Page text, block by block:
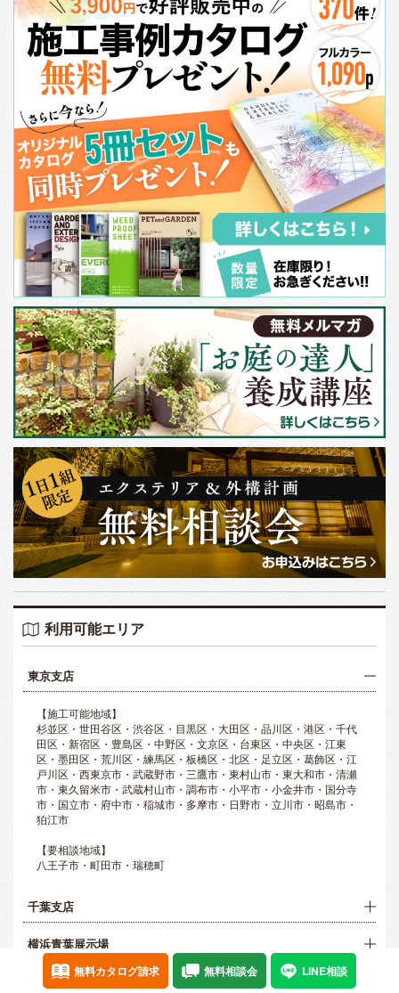
利用可能エリア
東京支店
【施工可能地域】
杉並区・世田谷区・渋谷区・目黒区・大田区・品川区・港区・千代
田区・新宿区・豊島区・中野区・文京区・台東区・中央区・江東
区・墨田区・荒川区・練馬区・板橋区・北区・足立区・葛飾区・江
戸川区・西東京市・武蔵野市・三鷹市・東村山市・東大和市・清瀬
市・東久留米市・武蔵村山市・調布市・小平市・小金井市・国分寺
市・国立市・府中市・稲城市・多摩市・日野市・立川市・昭島市・
狛江市
【要相談地域】
八王子市・町田市・瑞穂町
千葉支店
横浜青葉展示場
埼玉支店
無料カタログ請求 無料相談会 LINE相談